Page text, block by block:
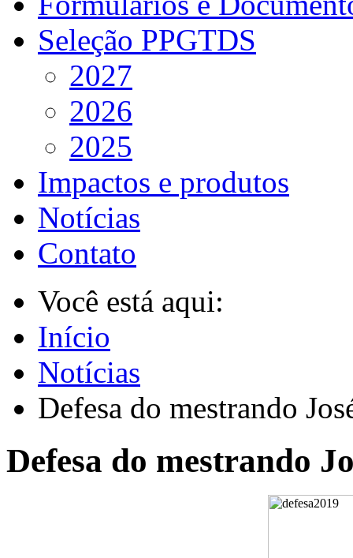
Seleção PPGTDS
2027
2026
2025
Impactos e produtos
Notícias
Contato
Você está aqui:
Início
Notícias
Defesa do mestrando
Defesa do mestrando